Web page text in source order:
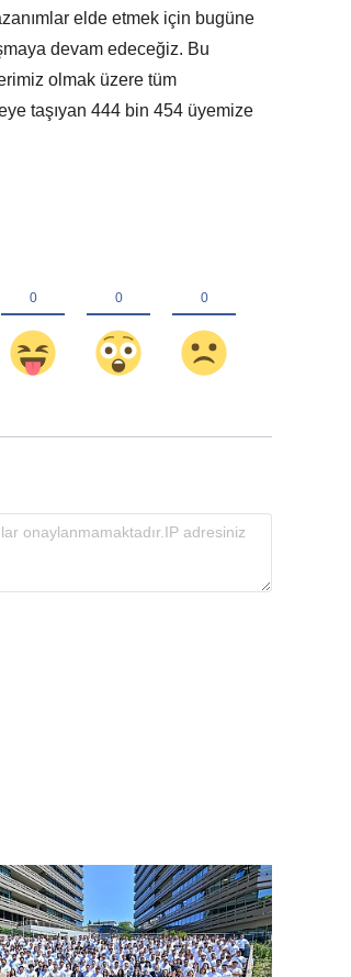
elde etmek için bugüne
devam edeceğiz. Bu
olmak üzere tüm
taşıyan 444 bin 454 üyemize